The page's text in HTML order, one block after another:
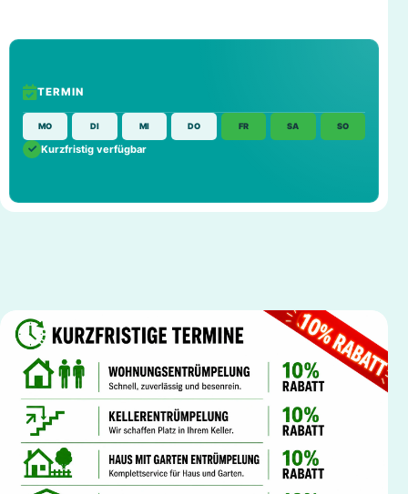
TERMIN
MO DI MI DO FR SA SO
Kurzfristig verfügbar